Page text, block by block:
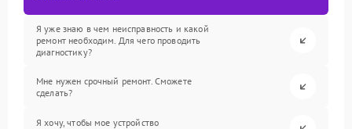
Я уже знаю в чем неисправность и какой
ремонт необходим. Для чего проводить
диагностику?
Мне нужен срочный ремонт. Сможете
сделать?
Я хочу, чтобы мое устройство